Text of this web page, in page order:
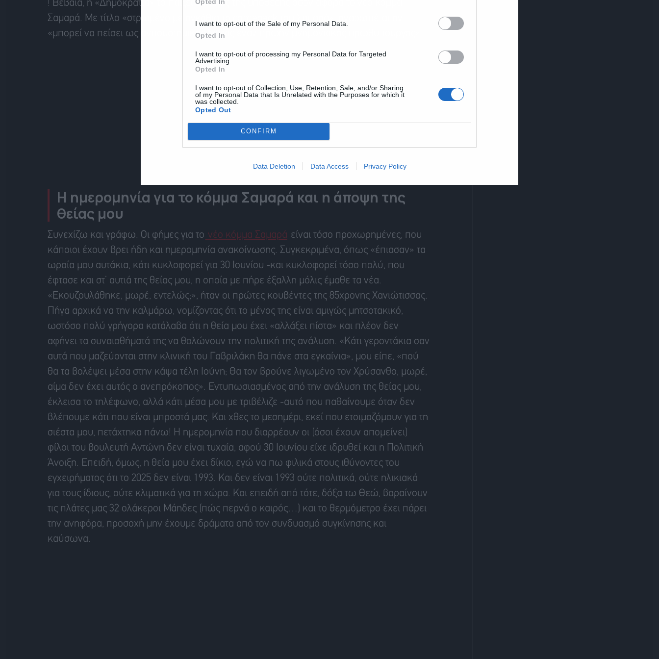
I want to opt-out of the Sale of my Personal Data.
Opted In
I want to opt-out of processing my Personal Data for Targeted
Advertising.
Opted In
I want to opt-out of Collection, Use, Retention, Sale, and/or Sharing
of my Personal Data that Is Unrelated with the Purposes for which it
was collected.
Opted Out
CONFIRM
Data Deletion Data Access Privacy Policy
! Βέβαια, η «Δημοκρατία» το παίζει ο κακός της υπόθεσης όσον αφορά το νέο κόμμα
Σαμαρά. Με τίτλο «στρωμένο με αγκάθια το comeback του Σαμαρά», αναρωτιέται αν
«μπορεί να πείσει ως αντισυστημικός δεξιός έναν πρώην μνημονιακός πρωθυπουργός».
Η ημερομηνία για το κόμμα Σαμαρά και η άποψη της
θείας μου
Συνεχίζω και γράφω. Οι φήμες για το νέο κόμμα Σαμαρά είναι τόσο προχωρημένες, που
κάποιοι έχουν βρει ήδη και ημερομηνία ανακοίνωσης. Συγκεκριμένα, όπως «έπιασαν» τα
ωραία μου αυτάκια, κάτι κυκλοφορεί για 30 Ιουνίου -και κυκλοφορεί τόσο πολύ, που
έφτασε και στ’ αυτιά της θείας μου, η οποία με πήρε έξαλλη μόλις έμαθε τα νέα.
«Εκουζουλάθηκε, μωρέ, εντελώς;», ήταν οι πρώτες κουβέντες της 85χρονης Χανιώτισσας.
Πήγα αρχικά να την καλμάρω, νομίζοντας ότι το μένος της είναι αμιγώς μητσοτακικό,
ωστόσο πολύ γρήγορα κατάλαβα ότι η θεία μου έχει «αλλάξει πίστα» και πλέον δεν
αφήνει τα συναισθήματά της να θολώνουν την πολιτική της ανάλυση. «Κάτι γεροντάκια σαν
αυτά που μαζεύονται στην κλινική του Γαβριλάκη θα πάνε στα εγκαίνια», μου είπε, «πού
θα τα βολέψει μέσα στην κάψα τέλη Ιούνη; Θα τον βρούνε λιγωμένο τον Χρύσανθο, μωρέ,
αίμα δεν έχει αυτός ο ανεπρόκοπος». Εντυπωσιασμένος από την ανάλυση της θείας μου,
έκλεισα το τηλέφωνο, αλλά κάτι μέσα μου με τριβέλιζε -αυτό που παθαίνουμε όταν δεν
βλέπουμε κάτι που είναι μπροστά μας. Και χθες το μεσημέρι, εκεί που ετοιμαζόμουν για τη
σιέστα μου, πετάχτηκα πάνω! Η ημερομηνία που διαρρέουν οι (όσοι έχουν απομείνει)
φίλοι του βουλευτή Αντώνη δεν είναι τυχαία, αφού 30 Ιουνίου είχε ιδρυθεί και η Πολιτική
Άνοιξη. Επειδή, όμως, η θεία μου έχει δίκιο, εγώ να πω φιλικά στους ιθύνοντες του
εγχειρήματος ότι το 2025 δεν είναι 1993. Και δεν είναι 1993 ούτε πολιτικά, ούτε ηλικιακά
για τους ίδιους, ούτε κλιματικά για τη χώρα. Και επειδή από τότε, δόξα τω Θεώ, βαραίνουν
τις πλάτες μας 32 ολάκεροι Μάηδες (πώς περνά ο καιρός…) και το θερμόμετρο έχει πάρει
την ανηφόρα, προσοχή μην έχουμε δράματα από τον συνδυασμό συγκίνησης και
καύσωνα.